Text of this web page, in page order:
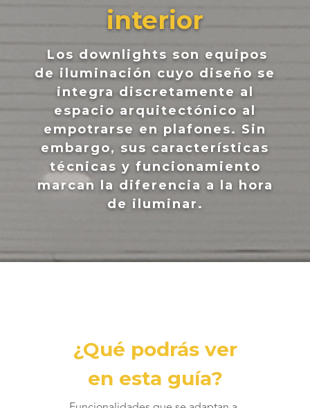
interior
Los downlights son equipos
de iluminación cuyo diseño se
integra discretamente al
espacio arquitectónico al
empotrarse en plafones. Sin
embargo, sus características
técnicas y funcionamiento
marcan la diferencia a la hora
de iluminar.
¿Qué podrás ver
en esta guía?